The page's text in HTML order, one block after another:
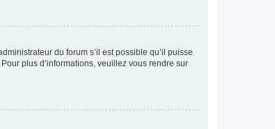
du forum s’il est possible qu’il puisse
plus d’informations, veuillez vous rendre sur